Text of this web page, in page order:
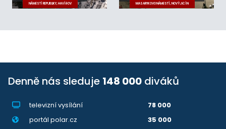
NÁMĚSTÍ REPUBLIKY, HAVÍŘOV MASARYKOVO NÁMĚSTÍ, NOVÝ JIČÍN
Denně nás sleduje 148 000 diváků
televizní vysílání
78 000
portál polar.cz
35 000